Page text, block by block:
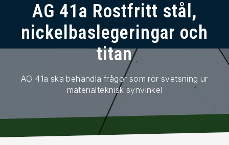
AG 41a Rostfritt stål,
nickelbaslegeringar och
titan
AG 41a ska behandla frågor som rör svetsning ur
materialteknisk synvinkel